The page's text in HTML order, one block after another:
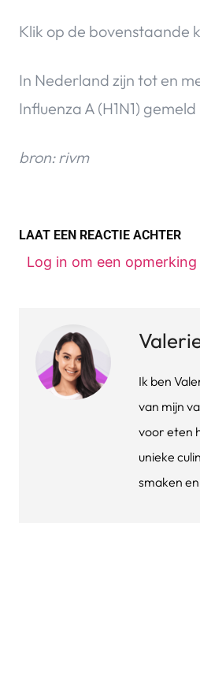
Klik op de bovenstaande
In Nederland zijn tot en
Influenza A (H1N1)
bron: rivm
LAAT EEN REACTIE ACHTER
Log in om een
Ik ben
van mijn
voor eten
unieke
smaken